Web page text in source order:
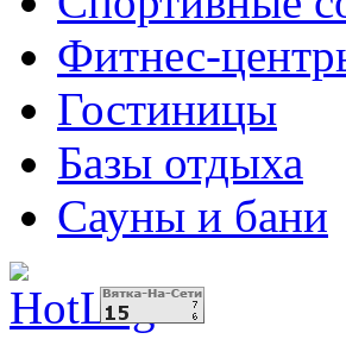
Фитнес-
Гостиницы
Базы отдыха
Сауны и бани